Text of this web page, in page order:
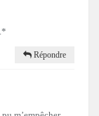
Répondre